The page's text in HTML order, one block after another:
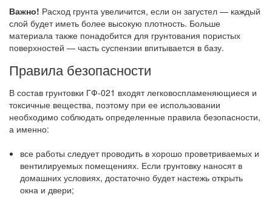
Важно! Расход грунта увеличится, если он загустел — каждый
слой будет иметь более высокую плотность. Больше
материала также понадобится для грунтования пористых
поверхностей — часть суспензии впитывается в базу.
Правила безопасности
В состав грунтовки ГФ-021 входят легковоспламеняющиеся и
токсичные вещества, поэтому при ее использовании
необходимо соблюдать определенные правила безопасности,
а именно:
все работы следует проводить в хорошо проветриваемых и
вентилируемых помещениях. Если грунтовку наносят в
домашних условиях, достаточно будет настежь открыть
окна и двери;